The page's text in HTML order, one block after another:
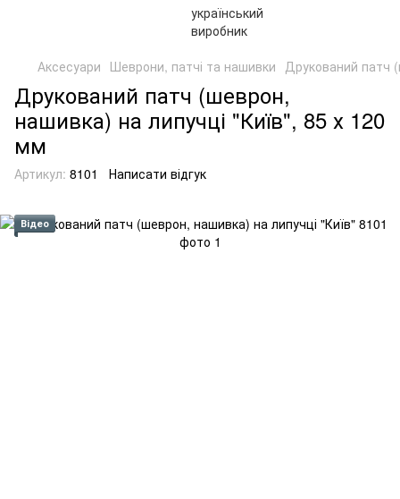
Аксесуари Шеврони, патчі та нашивки Друкований патч
Друкований патч (шеврон,
нашивка) на липучці "Київ", 85 х 120
мм
Артикул: 8101 Написати відгук
Відео